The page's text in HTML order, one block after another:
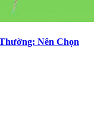
Nên Chọn